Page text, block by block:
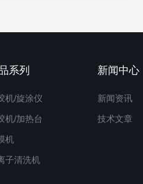
系列
机/旋涂仪
机/加热台
机
子清洗机
新闻中心
新闻资讯
技术文章